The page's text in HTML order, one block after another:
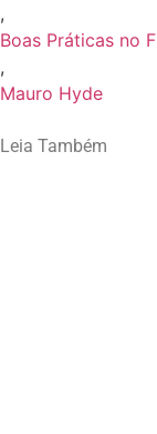
,
Boas Práticas no
,
Mauro Hyde
Leia Também